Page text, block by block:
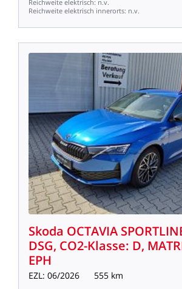
Reichweite elektrisch: n.v.
Reichweite elektrisch innerorts: n.v.
Skoda OCTAVIA
DSG, CO2-Klasse: D,
EPH
EZL: 06/2026 555 km